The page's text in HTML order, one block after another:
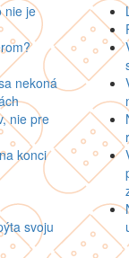
nie je
nekoná
nie pre
konci
svoju